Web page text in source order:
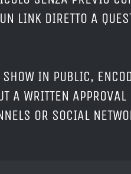
LINK DIRETTO A
IN PUBLIC,
A WRITTEN
OR SOCIAL